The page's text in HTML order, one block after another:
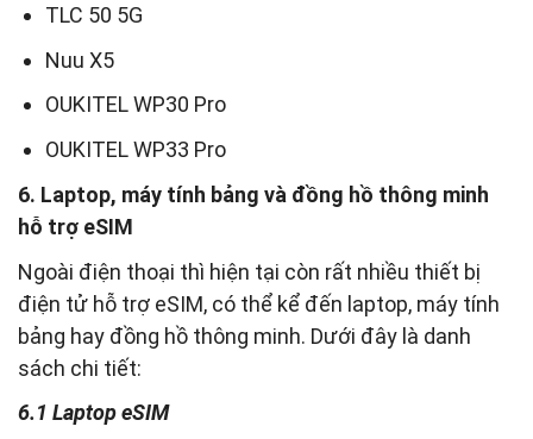
TLC 50 5G
Nuu X5
OUKITEL WP30 Pro
OUKITEL WP33 Pro
6. Laptop, máy tính bảng và đồng hồ thông minh
hỗ trợ eSIM
Ngoài điện thoại thì hiện tại còn rất nhiều thiết bị
điện tử hỗ trợ eSIM, có thể kể đến laptop, máy tính
bảng hay đồng hồ thông minh. Dưới đây là danh
sách chi tiết:
6.1 Laptop eSIM